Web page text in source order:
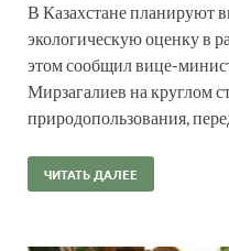
В Казахстане планируют
экологическую оценку
этом сообщил вице-
Мирзагалиев на круглом
природопользования,
ЧИТАТЬ ДАЛЕЕ